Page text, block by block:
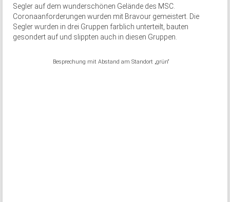
Segler auf dem wunderschönen Gelände des MSC.
Coronaanforderungen wurden mit Bravour gemeistert. Die
Segler wurden in drei Gruppen farblich unterteilt, bauten
gesondert auf und slippten auch in diesen Gruppen.
Besprechung mit Abstand am Standort „grün“